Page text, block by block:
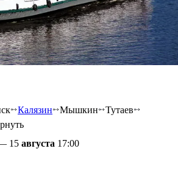
Калязин Мышкин
Тутаев
15 августа 17:00